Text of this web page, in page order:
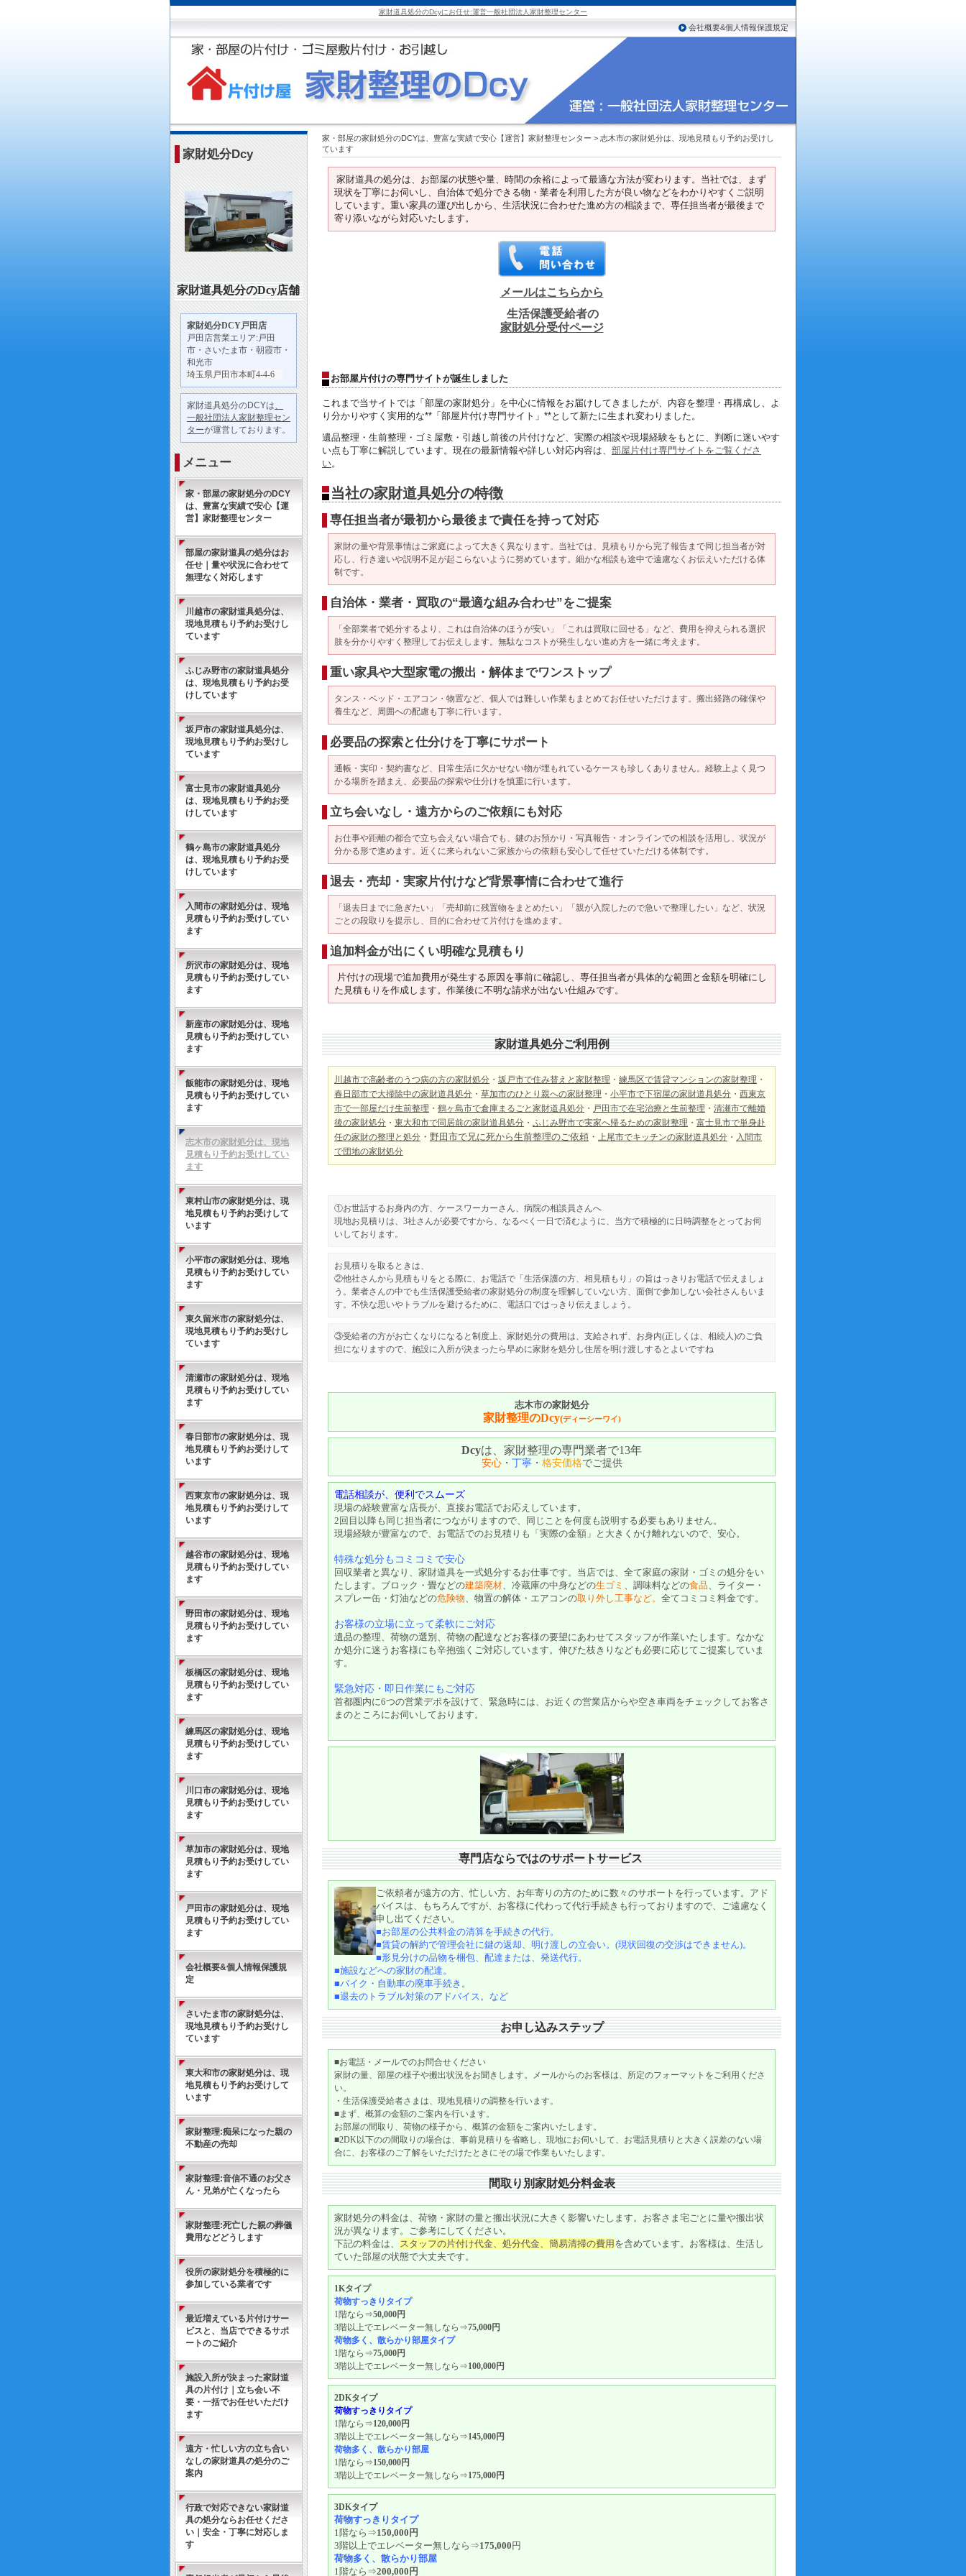
家財道具処分のDcyにお任せ:運営一般社団法人家財整理センター
会社概要&個人情報保護規定
家財処分Dcy
家財道具処分のDcy店舗
家財処分DCY戸田店
戸田店営業エリア:戸田
市・さいたま市・朝霞市・
和光市
埼玉県戸田市本町4-4-6
家財道具処分のDCYは、
一般社団法人家財整理セン
ターが運営しております。
メニュー
家・部屋の家財処分のDCY
は、豊富な実績で安心【運
営】家財整理センター
部屋の家財道具の処分はお
任せ｜量や状況に合わせて
無理なく対応します
川越市の家財道具処分は、
現地見積もり予約お受けし
ています
ふじみ野市の家財道具処分
は、現地見積もり予約お受
けしています
坂戸市の家財道具処分は、
現地見積もり予約お受けし
ています
富士見市の家財道具処分
は、現地見積もり予約お受
けしています
鶴ヶ島市の家財道具処分
は、現地見積もり予約お受
けしています
入間市の家財処分は、現地
見積もり予約お受けしてい
ます
所沢市の家財処分は、現地
見積もり予約お受けしてい
ます
新座市の家財処分は、現地
見積もり予約お受けしてい
ます
飯能市の家財処分は、現地
見積もり予約お受けしてい
ます
志木市の家財処分は、現地
見積もり予約お受けしてい
ます
東村山市の家財処分は、現
地見積もり予約お受けして
います
小平市の家財処分は、現地
見積もり予約お受けしてい
ます
東久留米市の家財処分は、
現地見積もり予約お受けし
ています
清瀬市の家財処分は、現地
見積もり予約お受けしてい
ます
春日部市の家財処分は、現
地見積もり予約お受けして
います
西東京市の家財処分は、現
地見積もり予約お受けして
います
越谷市の家財処分は、現地
見積もり予約お受けしてい
ます
野田市の家財処分は、現地
見積もり予約お受けしてい
ます
板橋区の家財処分は、現地
見積もり予約お受けしてい
ます
練馬区の家財処分は、現地
見積もり予約お受けしてい
ます
川口市の家財処分は、現地
見積もり予約お受けしてい
ます
草加市の家財処分は、現地
見積もり予約お受けしてい
ます
戸田市の家財処分は、現地
見積もり予約お受けしてい
ます
会社概要&個人情報保護規
定
さいたま市の家財処分は、
現地見積もり予約お受けし
ています
東大和市の家財処分は、現
地見積もり予約お受けして
います
家財整理:痴呆になった親の
不動産の売却
家財整理:音信不通のお父さ
ん・兄弟が亡くなったら
家財整理:死亡した親の葬儀
費用などどうします
役所の家財処分を積極的に
参加している業者です
最近増えている片付けサー
ビスと、当店でできるサポ
ートのご紹介
施設入所が決まった家財道
具の片付け｜立ち会い不
要・一括でお任せいただけ
ます
遠方・忙しい方の立ち合い
なしの家財道具の処分のご
案内
行政で対応できない家財道
具の処分ならお任せくださ
い｜安全・丁寧に対応しま
す
家・部屋の家財処分のDCYは、豊富な実績で安心【運営】家財整理センター > 志木市の家財処分は、現地見積もり予約お受けし
ています
家財道具の処分は、お部屋の状態や量、時間の余裕によって最適な方法が変わります。当社では、まず
現状を丁寧にお伺いし、自治体で処分できる物・業者を利用した方が良い物などをわかりやすくご説明
しています。重い家具の運び出しから、生活状況に合わせた進め方の相談まで、専任担当者が最後まで
寄り添いながら対応いたします。
メールはこちらから
生活保護受給者の
家財処分受付ページ
お部屋片付けの専門サイトが誕生しました
これまで当サイトでは「部屋の家財処分」 を中心に情報をお届けしてきましたが、内容を整理・再構成し、 よ
り分かりやすく実用的な**「部屋片付け専門サイト」**として新たに生まれ変わりました。
遺品整理・生前整理・ゴミ屋敷・引越し前後の片付けなど、 実際の相談や現場経験をもとに、 判断に迷いやす
い点も丁寧に解説しています。 現在の最新情報や詳しい対応内容は、 部屋片付け専門サイトをご覧くださ
い。
当社の家財道具処分の特徴
専任担当者が最初から最後まで責任を持って対応
家財の量や背景事情はご家庭によって大きく異なります。当社では、見積もりから完了報告まで同じ担当者が対
応し、行き違いや説明不足が起こらないように努めています。細かな相談も途中で遠慮なくお伝えいただける体
制です。
自治体・業者・買取の“最適な組み合わせ”をご提案
「全部業者で処分するより、これは自治体のほうが安い」「これは買取に回せる」など、費用を抑えられる選択
肢を分かりやすく整理してお伝えします。無駄なコストが発生しない進め方を一緒に考えます。
重い家具や大型家電の搬出・解体までワンストップ
タンス・ベッド・エアコン・物置など、個人では難しい作業もまとめてお任せいただけます。搬出経路の確保や
養生など、周囲への配慮も丁寧に行います。
必要品の探索と仕分けを丁寧にサポート
通帳・実印・契約書など、日常生活に欠かせない物が埋もれているケースも珍しくありません。経験上よく見つ
かる場所を踏まえ、必要品の探索や仕分けを慎重に行います。
立ち会いなし・遠方からのご依頼にも対応
お仕事や距離の都合で立ち会えない場合でも、鍵のお預かり・写真報告・オンラインでの相談を活用し、状況が
分かる形で進めます。近くに来られないご家族からの依頼も安心して任せていただける体制です。
退去・売却・実家片付けなど背景事情に合わせて進行
「退去日までに急ぎたい」「売却前に残置物をまとめたい」「親が入院したので急いで整理したい」など、状況
ごとの段取りを提示し、目的に合わせて片付けを進めます。
追加料金が出にくい明確な見積もり
片付けの現場で追加費用が発生する原因を事前に確認し、専任担当者が具体的な範囲と金額を明確にし
た見積もりを作成します。作業後に不明な請求が出ない仕組みです。
家財道具処分ご利用例
川越市で高齢者のうつ病の方の家財処分 ・ 坂戸市で住み替えと家財整理 ・ 練馬区で賃貸マンションの家財整理 ・
春日部市で大掃除中の家財道具処分 ・ 草加市のひとり親への家財整理 ・ 小平市で下宿屋の家財道具処分 ・ 西東京
市で一部屋だけ生前整理 ・ 鶴ヶ島市で倉庫まるごと家財道具処分 ・ 戸田市で在宅治療と生前整理 ・ 清瀬市で離婚
後の家財処分 ・ 東大和市で同居前の家財道具処分 ・ ふじみ野市で実家へ帰るための家財整理 ・ 富士見市で単身赴
任の家財の整理と処分 ・ 野田市で兄に死から生前整理のご依頼 ・ 上尾市でキッチンの家財道具処分 ・ 入間市
で団地の家財処分
①お世話するお身内の方、ケースワーカーさん、病院の相談員さんへ
現地お見積りは、3社さんが必要ですから、なるべく一日で済むように、当方で積極的に日時調整をとってお伺
いしております。
お見積りを取るときは、
②他社さんから見積もりをとる際に、お電話で「生活保護の方、相見積もり」の旨はっきりお電話で伝えましょ
う。業者さんの中でも生活保護受給者の家財処分の制度を理解していない方、面倒で参加しない会社さんもいま
す。不快な思いやトラブルを避けるために、電話口ではっきり伝えましょう。
③受給者の方がお亡くなりになると制度上、家財処分の費用は、支給されず、お身内(正しくは、相続人)のご負
担になりますので、施設に入所が決まったら早めに家財を処分し住居を明け渡しするとよいですね
志木市の家財処分
家財整理のDcy(ディーシーワイ)
Dcyは、家財整理の専門業者で13年
安心・ 丁寧・ 格安価格でご提供
電話相談が、便利でスムーズ
現場の経験豊富な店長が、直接お電話でお応えしています。
2回目以降も同じ担当者につながりますので、同じことを何度も説明する必要もありません。
現場経験が豊富なので、お電話でのお見積りも「実際の金額」と大きくかけ離れないので、安心。
特殊な処分もコミコミで安心
回収業者と異なり、家財道具を一式処分するお仕事です。当店では、全て家庭の家財・ゴミの処分をい
たします。ブロック・畳などの建築廃材、冷蔵庫の中身などの生ゴミ 、調味料などの食品、ライター・
スプレー缶・灯油などの危険物、物置の解体・エアコンの取り外し工事など。 全てコミコミ料金です。
お客様の立場に立って柔軟にご対応
遺品の整理、荷物の選別、荷物の配達などお客様の要望にあわせてスタッフが作業いたします。なかな
か処分に迷うお客様にも辛抱強くご対応しています。伸びた枝きりなども必要に応じてご提案していま
す。
緊急対応・即日作業にもご対応
首都圏内に6つの営業デポを設けて、緊急時には、お近くの営業店からや空き車両をチェックしてお客さ
まのところにお伺いしております。
専門店ならではのサポートサービス
ご依頼者が遠方の方、忙しい方、お年寄りの方のために数々のサポートを行っています。アド
バイスは、もちろんですが、お客様に代わって代行手続きも行っておりますので、ご遠慮なく
申し出てください。
■お部屋の公共料金の清算を手続きの代行。
■賃貸の解約で管理会社に鍵の返却、明け渡しの立会い。(現状回復の交渉はできません)。
■形見分けの品物を梱包、配達または、発送代行。
■施設などへの家財の配達。
■バイク・自動車の廃車手続き。
■退去のトラブル対策のアドバイス。など
お申し込みステップ
■お電話・メールでのお問合せください
家財の量、部屋の様子や搬出状況をお聞きします。メールからのお客様は、所定のフォーマットをご利用くださ
い。
・生活保護受給者さまは、現地見積りの調整を行います。
■まず、概算の金額のご案内を行います。
お部屋の間取り、荷物の様子から、概算の金額をご案内いたします。
■2DK以下のの間取りの場合は、事前見積りを省略し、現地にお伺いして、お電話見積りと大きく誤差のない場
合に、お客様のご了解をいただけたときにその場で作業もいたします。
間取り別家財処分料金表
家財処分の料金は、荷物・家財の量と搬出状況に大きく影響いたします。お客さま宅ごとに量や搬出状
況が異なります。ご参考にしてください。
下記の料金は、 スタッフの片付け代金、処分代金、簡易清掃の費用 を含めています。お客様は、生活し
ていた部屋の状態で大丈夫です。
1Kタイプ
荷物すっきりタイプ
1階なら⇒50,000円
3階以上でエレベーター無しなら⇒75,000円
荷物多く、散らかり部屋タイプ
1階なら⇒75,000円
3階以上でエレベーター無しなら⇒100,000円
2DKタイプ
荷物すっきりタイプ
1階なら⇒120,000円
3階以上でエレベーター無しなら⇒145,000円
荷物多く、散らかり部屋
1階なら⇒150,000円
3階以上でエレベーター無しなら⇒175,000円
3DKタイプ
荷物すっきりタイプ
1階なら⇒150,000円
3階以上でエレベーター無しなら⇒175,000 円
荷物多く、散らかり部屋
1階なら⇒200,000円